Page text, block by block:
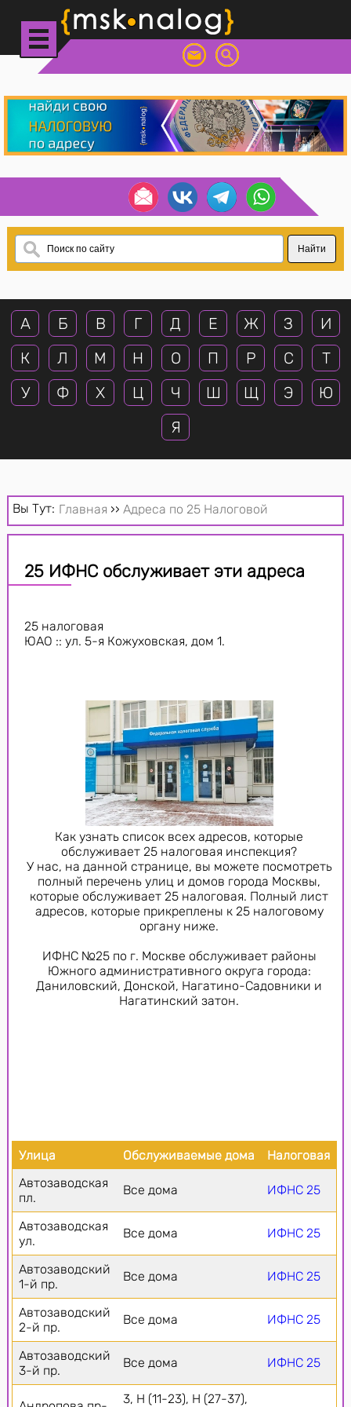
А Б В Г Д Е Ж З
И
К
Л М Н О П Р С
Т
У
Ф Х Ц Ч Ш Щ Э
Ю
Я
Вы Тут: Главная ›› Адреса по 25 Налоговой
25 ИФНС обслуживает эти адреса
25 налоговая
ЮАО :: ул. 5-я Кожуховская, дом 1.
Как узнать список всех адресов, которые
обслуживает 25 налоговая инспекция?
У нас, на данной странице, вы можете посмотреть
полный перечень улиц и домов города Москвы,
которые обслуживает 25 налоговая. Полный лист
адресов, которые прикреплены к 25 налоговому
органу ниже.
ИФНС №25 по г. Москве обслуживает районы
Южного административного округа города:
Даниловский, Донской, Нагатино-Садовники и
Нагатинский затон.
Улица Обслуживаемые дома
Налоговая
Автозаводская
пл.
Все дома ИФНС 25
Автозаводская
ул.
Все дома ИФНС 25
Автозаводский
1-й пр.
Все дома ИФНС 25
Автозаводский
2-й пр.
Все дома ИФНС 25
Автозаводский
3-й пр.
Все дома ИФНС 25
3, Н (11-23), Н (27-37),